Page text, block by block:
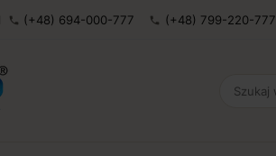
phone (+48) 694-000-777 phone (+48) 799-220-777